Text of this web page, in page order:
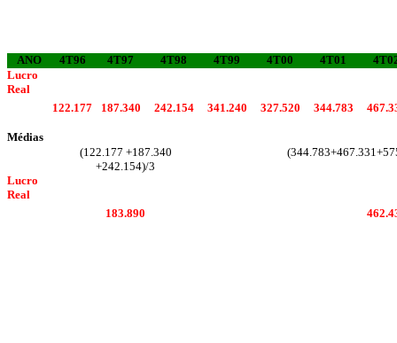
ANO 4T96 4T97 4T98 4T99 4T00 4T01
Lucro
Real
122.177
187.340 242.154 341.240 327.520 344.783
Médias
(122.177 +187.340
+242.154)/3
Lucro
Real
183.890